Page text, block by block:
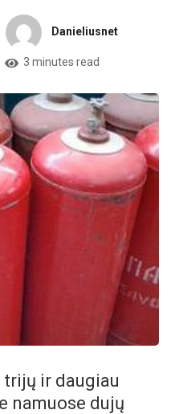
Danieliusnet
3 minutes read
trijų ir daugiau
namuose dujų